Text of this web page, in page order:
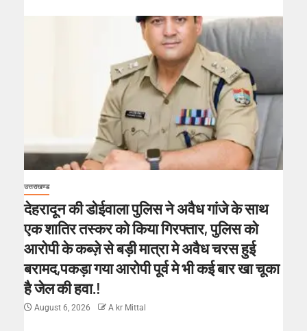
उत्तराखण्ड
देहरादून की डोईवाला पुलिस ने अवैध गांजे के साथ
एक शातिर तस्कर को किया गिरफ्तार, पुलिस को
आरोपी के कब्ज़े से बड़ी मात्रा मे अवैध चरस हुई
बरामद,पकड़ा गया आरोपी पूर्व मे भी कई बार खा चूका
है जेल की हवा.!
August 6, 2026 A kr Mittal